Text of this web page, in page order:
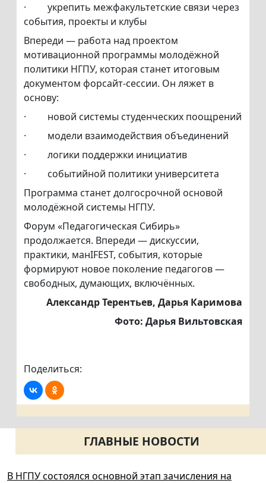
· укрепить межфакультетские связи через
события, проекты и клубы
Впереди — работа над проектом
мотивационной программы молодёжной
политики НГПУ, которая станет итоговым
документом форсайт-сессии. Он ляжет в
основу:
· новой системы студенческих поощрений
· модели взаимодействия объединений
· логики поддержки инициатив
· событийной политики университета
Программа станет долгосрочной основой
молодёжной системы НГПУ.
Форум «Педагогическая Сибирь»
продолжается. Впереди — дискуссии,
практики, манIFEST, события, которые
формируют новое поколение педагогов —
свободных, думающих, включённых.
Александр Терентьев, Дарья Каримова
Фото: Дарья Вильтовская
Поделиться:
ГЛАВНЫЕ НОВОСТИ
В НГПУ состоялся основной этап зачисления на